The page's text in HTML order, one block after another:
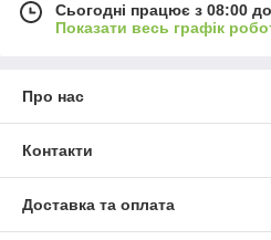
Сьогодні працює з 08:00
Показати весь графік
Про нас
Контакти
Доставка та оплата